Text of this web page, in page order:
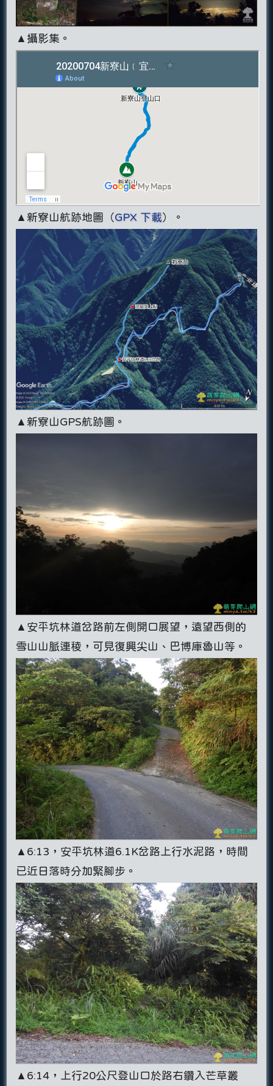
▲攝影集。
▲新寮山航跡地圖（GPX 下載）。
▲新寮山GPS航跡圖。
▲安平坑林道岔路前左側開口展望，遠望西側的
雪山山脈連稜，可見復興尖山、巴博庫魯山等。
▲6:13，安平坑林道6.1K岔路上行水泥路，時間
已近日落時分加緊腳步。
▲6:14，上行20公尺登山口於路右鑽入芒草叢